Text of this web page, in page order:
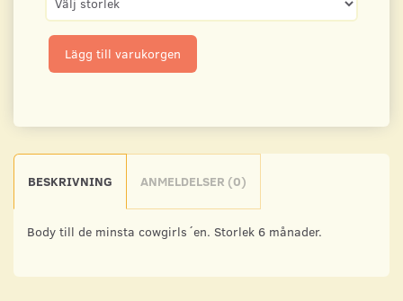
Lägg till varukorgen
BESKRIVNING ANMELDELSER (0)
Body till de minsta cowgirls´en. Storlek 6 månader.